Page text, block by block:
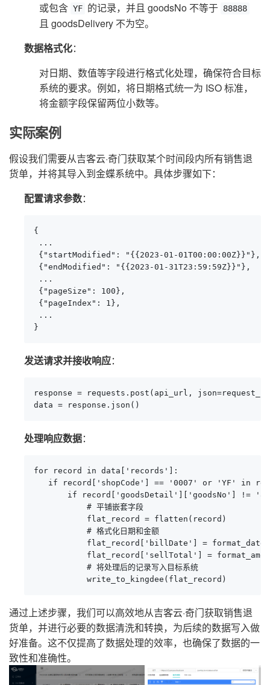
或包含 YF 的记录，并且 goodsNo 不等于 88888
且 goodsDelivery 不为空。
数据格式化：
对日期、数值等字段进行格式化处理，确保符合目标
系统的要求。例如，将日期格式统一为 ISO 标准，
将金额字段保留两位小数等。
实际案例
假设我们需要从吉客云·奇门获取某个时间段内所有销售退
货单，并将其导入到金蝶系统中。具体步骤如下：
配置请求参数：
{
...
{"startModified": "{{2023-01-01T00:00:00Z}}"},
{"endModified": "{{2023-01-31T23:59:59Z}}"},
...
{"pageSize": 100},
{"pageIndex": 1},
...
}
发送请求并接收响应：
response = requests.post(api_url,
data = response.json()
处理响应数据：
for record in data['records']:
if record['shopCode'] == '0007' or 'YF' in
if record['goodsDetail']['goodsNo'] !=
           # 平铺嵌套字段
           flat_record = flatten(record)
           # 格式化日期和金额
flat_record['billDate'] =
flat_record['sellTotal'] =
           # 将处理后的记录写入目标系统
           write_to_kingdee(flat_record)
通过上述步骤，我们可以高效地从吉客云·奇门获取销售退
货单，并进行必要的数据清洗和转换，为后续的数据写入做
好准备。这不仅提高了数据处理的效率，也确保了数据的一
致性和准确性。